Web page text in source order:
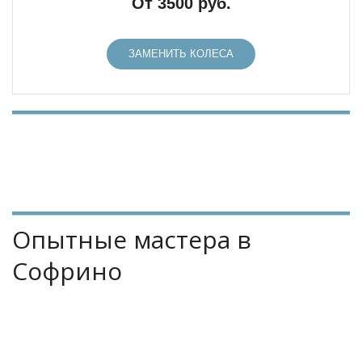
ЗАМЕНИТЬ КОЛЕСА
Опытные мастера в
Софрино